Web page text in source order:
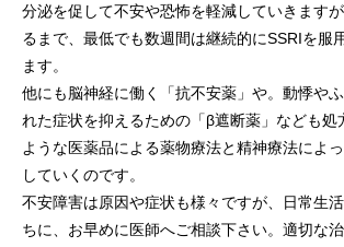
分泌を促して不安や恐怖を軽減していきます
るまで、最低でも数週間は継続的にSSRIを服
ます。
他にも脳神経に働く「抗不安薬」や。動悸や
れた症状を抑えるための「β遮断薬」なども処
ような医薬品による薬物療法と精神療法によ
していくのです。
不安障害は原因や症状も様々ですが、日常生
ちに、お早めに医師へご相談下さい。適切な